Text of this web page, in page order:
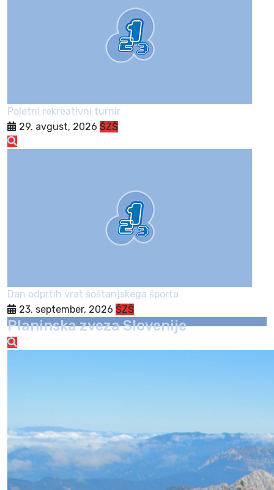
Poletni rekreativni turnir
29. avgust, 2026 ŠZŠ
Dan odprtih vrat šoštanjskega športa
23. september, 2026 ŠZŠ
Planinska zveza Slovenije